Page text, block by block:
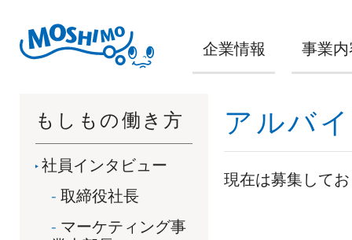
企業情報 事業内
アルバ
現在は募集して
もしもの働き方
社員インタビュー
取締役社長
マーケティング事